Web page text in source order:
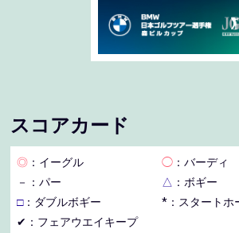
スコアカード
◎ ：イーグル ◯ ：バーディ
－
：パー △ ：ボギー
□：ダブルボギー
*：スタートホ
✔：フェアウエイキープ